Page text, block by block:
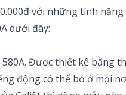
với những tính
dưới đây:
Được thiết kế
động có thể bỏ ở mọi